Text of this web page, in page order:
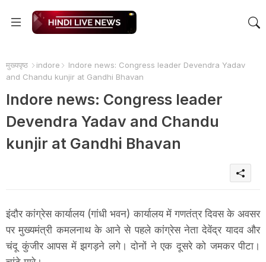
मुख्यपृष्ठ indore
Indore news: Congress leader Devendra Yadav
and Chandu kunjir at Gandhi Bhavan
Indore news: Congress leader
Devendra Yadav and Chandu
kunjir at Gandhi Bhavan
इंदौर कांग्रेस कार्यालय (गांधी भवन) कार्यालय में गणतंत्र दिवस के अवसर
पर मुख्यमंत्री कमलनाथ के आने से पहले कांग्रेस नेता देवेंद्र यादव और
चंदू कुंजीर आपस में झगड़ने लगे। दोनों ने एक दूसरे को जमकर पीटा।